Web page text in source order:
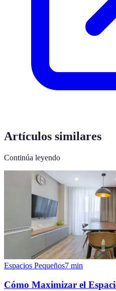
Artículos similares
Continúa leyendo
Espacios Pequeños7 min
Cómo Maximizar el